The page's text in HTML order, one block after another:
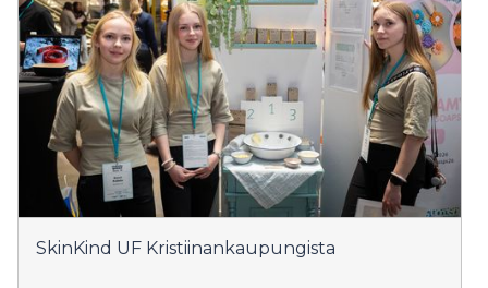
SkinKind UF Kristiinankaupungista